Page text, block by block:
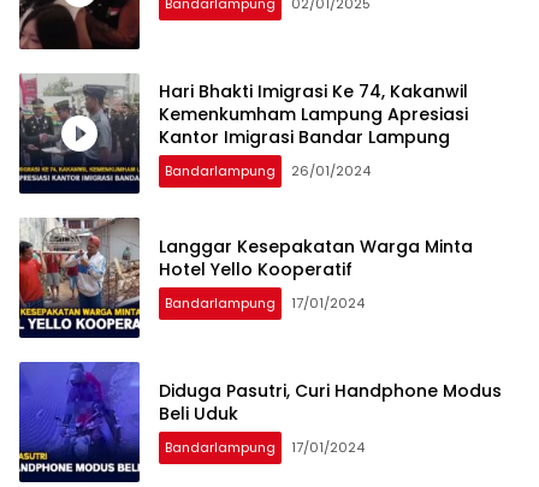
Hari Bhakti Imigrasi Ke 74, Kakanwil
Kemenkumham Lampung Apresiasi
Kantor Imigrasi Bandar Lampung
Bandarlampung 26/01/2024
Langgar Kesepakatan Warga Minta
Hotel Yello Kooperatif
Bandarlampung 17/01/2024
Diduga Pasutri, Curi Handphone Modus
Beli Uduk
Bandarlampung 17/01/2024